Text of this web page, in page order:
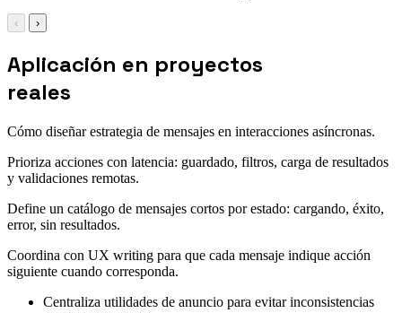
‹ ›
Aplicación en proyectos
reales
Cómo diseñar estrategia de mensajes en interacciones asíncronas.
Prioriza acciones con latencia: guardado, filtros, carga de resultados
y validaciones remotas.
Define un catálogo de mensajes cortos por estado: cargando, éxito,
error, sin resultados.
Coordina con UX writing para que cada mensaje indique acción
siguiente cuando corresponda.
Centraliza utilidades de anuncio para evitar inconsistencias